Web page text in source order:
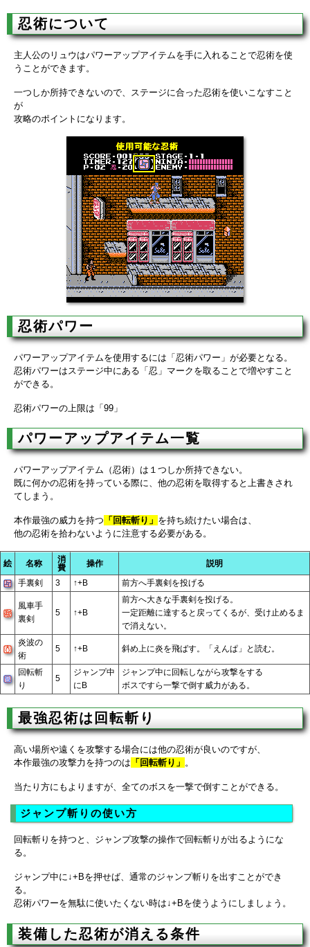
忍術について
主人公のリュウはパワーアップアイテムを手に入れることで忍術を使
うことができます。
一つしか所持できないので、ステージに合った忍術を使いこなすこと
が
攻略のポイントになります。
忍術パワー
パワーアップアイテムを使用するには「忍術パワー」が必要となる。
忍術パワーはステージ中にある「忍」マークを取ることで増やすこと
ができる。
忍術パワーの上限は「99」
パワーアップアイテム一覧
パワーアップアイテム（忍術）は１つしか所持できない。
既に何かの忍術を持っている際に、他の忍術を取得すると上書きされ
てしまう。
本作最強の威力を持つ 「回転斬り」 を持ち続けたい場合は、
他の忍術を拾わないように注意する必要がある。
絵 名称
消
費
操作
説明
手裏剣
3 ↑+B 前方へ手裏剣を投げる
風車手
裏剣
5 ↑+B
前方へ大きな手裏剣を投げる。
一定距離に達すると戻ってくるが、受け止めるま
で消えない。
炎波の
術
5 ↑+B 斜め上に炎を飛ばす。「えんぱ」と読む。
回転斬
り
5
ジャンプ中
にB
ジャンプ中に回転しながら攻撃をする
ボスですら一撃で倒す威力がある。
最強忍術は回転斬り
高い場所や遠くを攻撃する場合には他の忍術が良いのですが、
本作最強の攻撃力を持つのは 「回転斬り」 。
当たり方にもよりますが、全てのボスを一撃で倒すことができる。
ジャンプ斬りの使い方
回転斬りを持つと、ジャンプ攻撃の操作で回転斬りが出るようにな
る。
ジャンプ中に↓+Bを押せば、通常のジャンプ斬りを出すことができ
る。
忍術パワーを無駄に使いたくない時は↓+Bを使うようにしましょう。
装備した忍術が消える条件